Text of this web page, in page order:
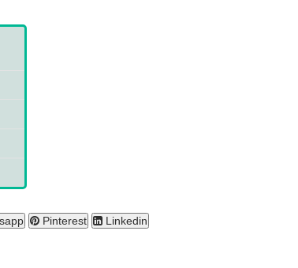
Pinterest Linkedin